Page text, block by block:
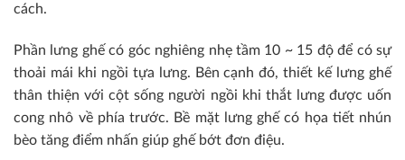
cách.
Phần lưng ghế có góc nghiêng nhẹ tầm 10 ~ 15 độ để có sự
thoải mái khi ngồi tựa lưng. Bên cạnh đó, thiết kế lưng ghế
thân thiện với cột sống người ngồi khi thắt lưng được uốn
cong nhô về phía trước. Bề mặt lưng ghế có họa tiết nhún
bèo tăng điểm nhấn giúp ghế bớt đơn điệu.